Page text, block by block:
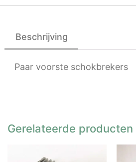
Beschrijving
Paar voorste schokbrekers
Gerelateerde producten